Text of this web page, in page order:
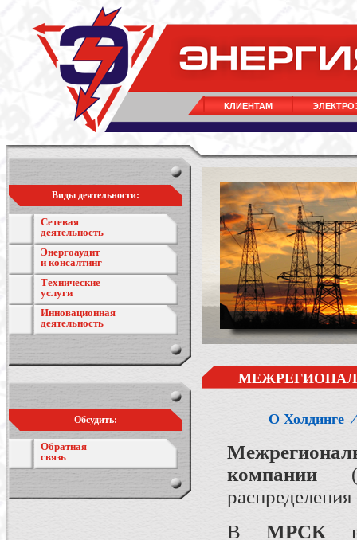
КЛИЕНТАМ
Виды деятельности:
Сетевая
деятельность
Энергоаудит
и консалтинг
Технические
услуги
Инновационная
деятельность
Обсудить:
Обратная
связь
О Холдинге
компании
В МРСК